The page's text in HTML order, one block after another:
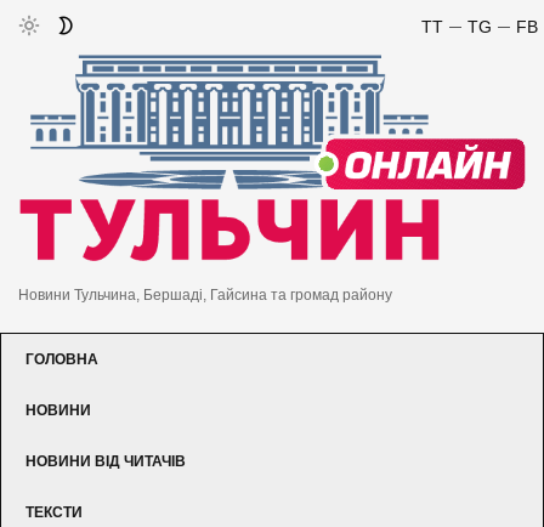
FB
TG
TT
Новини Тульчина, Бершаді, Гайсина та громад району
ГОЛОВНА
НОВИНИ
НОВИНИ ВІД ЧИТАЧІВ
ТЕКСТИ